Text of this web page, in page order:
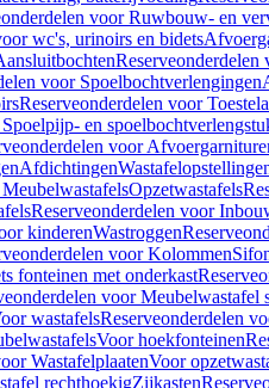
voor Ruwbouw- en
wc's, urinoirs en bidets
Reserveonderdelen
voor Spoelbochtverlengingen
Reserveonderdelen voor
en
voor
Afdichtingen
Opzetwastafels
Reserveonderdelen voor
kinderenWastroggen
voor Kolommen
fonteinen met onderkast
voor Meubelwastafel
wastafelsReserveonderdelen
Voor hoekfonteinen
WastafelplaatenVoor
rechthoekigZijkasten